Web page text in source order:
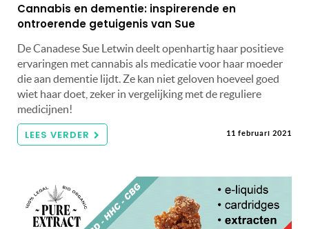
Cannabis en dementie: inspirerende en
ontroerende getuigenis van Sue
De Canadese Sue Letwin deelt openhartig haar positieve
ervaringen met cannabis als medicatie voor haar moeder
die aan dementie lijdt. Ze kan niet geloven hoeveel goed
wiet haar doet, zeker in vergelijking met de reguliere
medicijnen!
LEES VERDER 11 februari 2021